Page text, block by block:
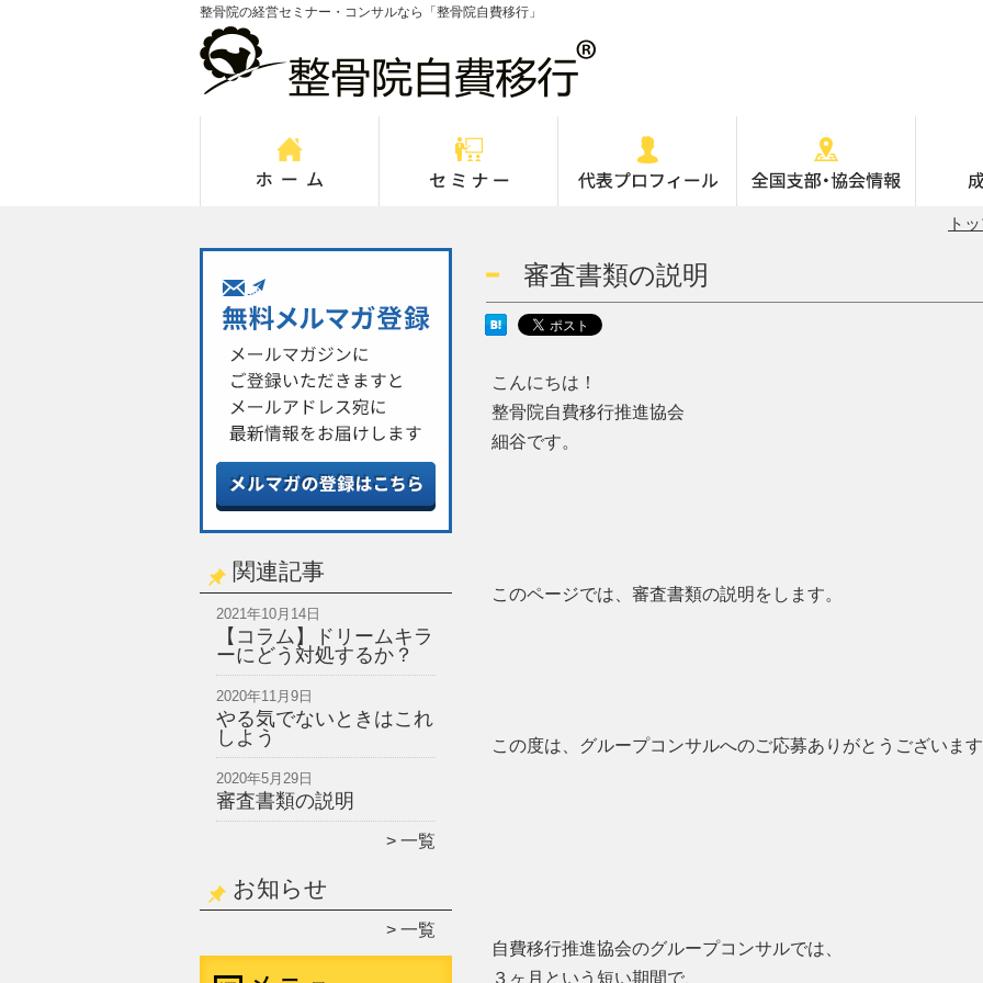
整骨院の経営セミナー・コンサルなら「整骨院自費移行」
ト
関連記事
2021年10月14日
【コラム】ドリームキラ
ーにどう対処するか？
2020年11月9日
やる気でないときはこれ
しよう
2020年5月29日
審査書類の説明
一覧
お知らせ
一覧
審査書類の説明
こんにちは！
整骨院自費移行推進協会
細谷です。
このページでは、審査書類の説明をします。
この度は、グループコンサルへのご応募ありがとうございま
自費移行推進協会のグループコンサルでは、
３ヶ月という短い期間で、